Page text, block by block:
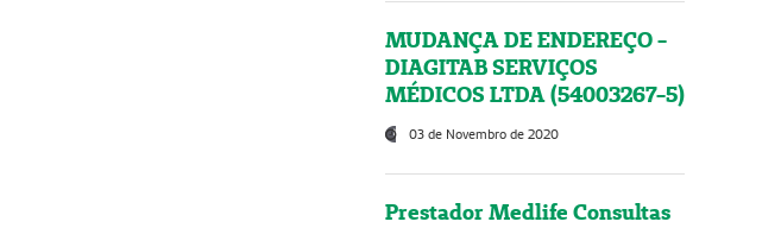
MUDANÇA DE ENDEREÇO -
DIAGITAB SERVIÇOS
MÉDICOS LTDA (54003267-5)
03 de Novembro de 2020
Prestador Medlife Consultas